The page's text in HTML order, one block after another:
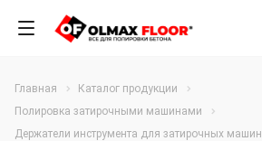
Главная
Каталог продукции
Полировка затирочными машинами
Держатели инструмента для затирочных машин